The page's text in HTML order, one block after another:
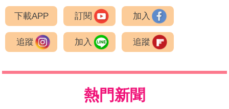
下載APP 訂閱 加入
追蹤 加入 追蹤
熱門新聞